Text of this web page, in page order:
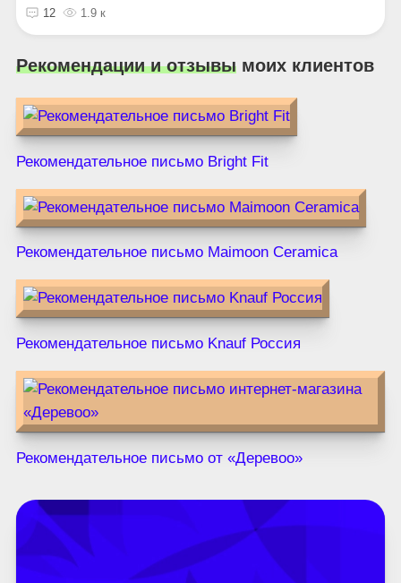
12 1.9 к
Рекомендации и отзывымоих клиентов
Рекомендательное письмо Bright Fit
Рекомендательное письмо Maimoon Ceramica
Рекомендательное письмо Knauf Россия
Рекомендательное письмо от «Деревоо»